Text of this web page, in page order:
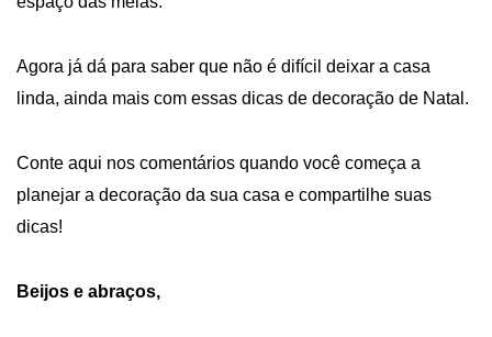
Agora já dá para saber que não é difícil deixar a casa
linda, ainda mais com essas dicas de decoração de Natal .
Conte aqui nos comentários quando você começa a
planejar a decoração da sua casa e compartilhe suas
dicas!
Beijos e abraços,